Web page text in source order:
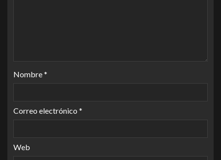
Nombre*
Correo electrónico *
Web